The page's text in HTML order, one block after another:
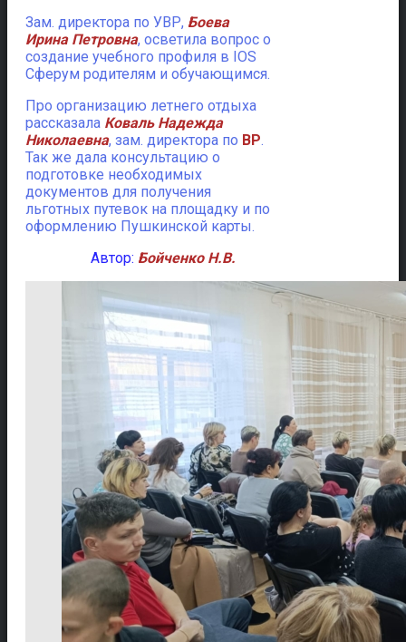
Зам. директора по УВР, Боева
Ирина Петровна, осветила вопрос о
создание учебного профиля в IOS
Сферум родителям и обучающимся.
Про организацию летнего отдыха
рассказала Коваль Надежда
Николаевна, зам. директора по ВР.
Так же дала консультацию о
подготовке необходимых
документов для получения
льготных путевок на площадку и по
оформлению Пушкинской карты.
Автор: Бойченко Н.В.